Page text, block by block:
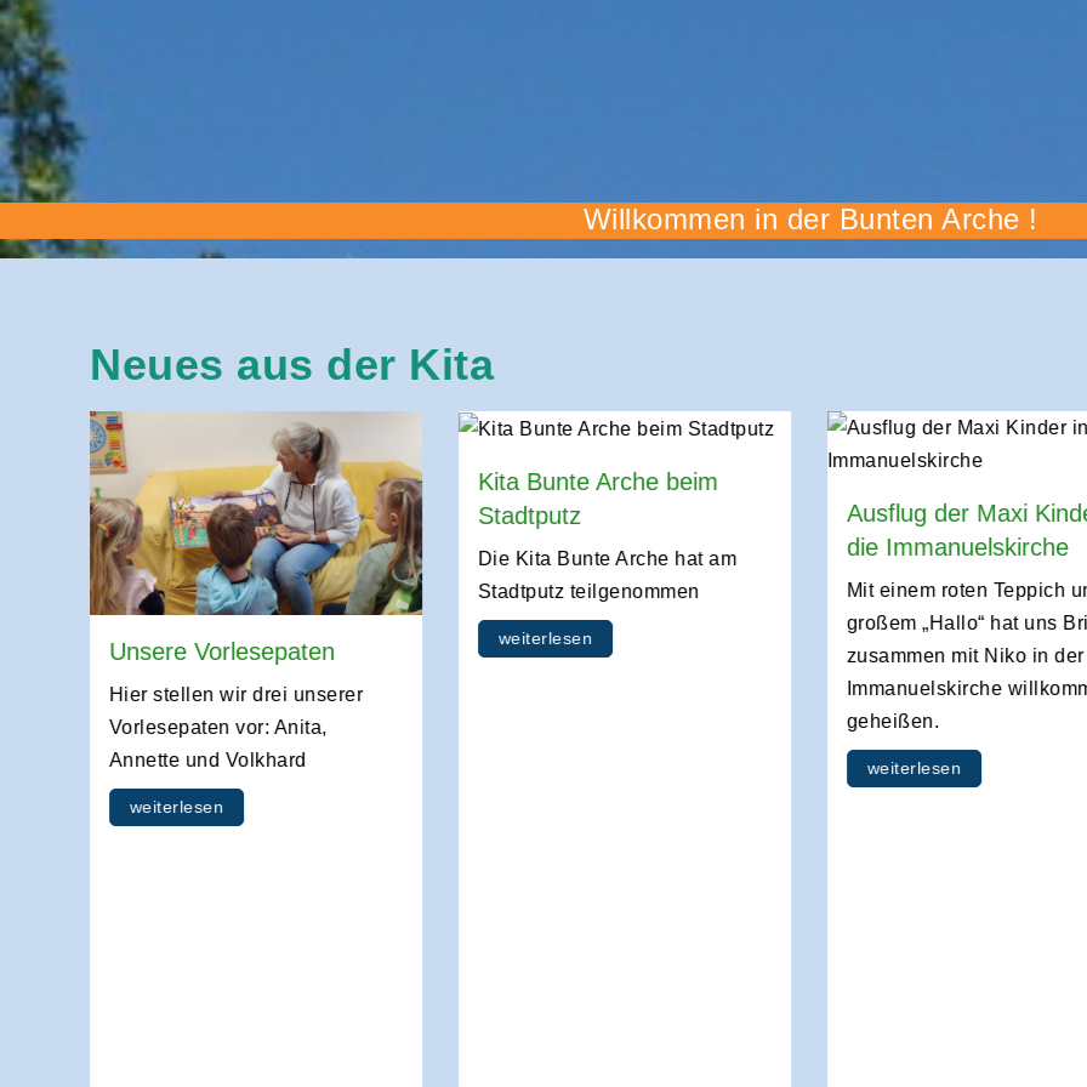
Willkommen in der Bunten Arche !
Neues aus der Kita
Unsere Vorlesepaten
Hier stellen wir drei unserer
Vorlesepaten vor: Anita,
Annette und Volkhard
weiterlesen
Kita Bunte Arche beim
Stadtputz
Die Kita Bunte Arche hat am
Stadtputz teilgenommen
weiterlesen
Ausflug der Maxi
die Immanuelskirche
Mit einem roten Teppich
großem „Hallo“ hat uns
zusammen mit Niko in der
Immanuelskirche
geheißen.
weiterlesen